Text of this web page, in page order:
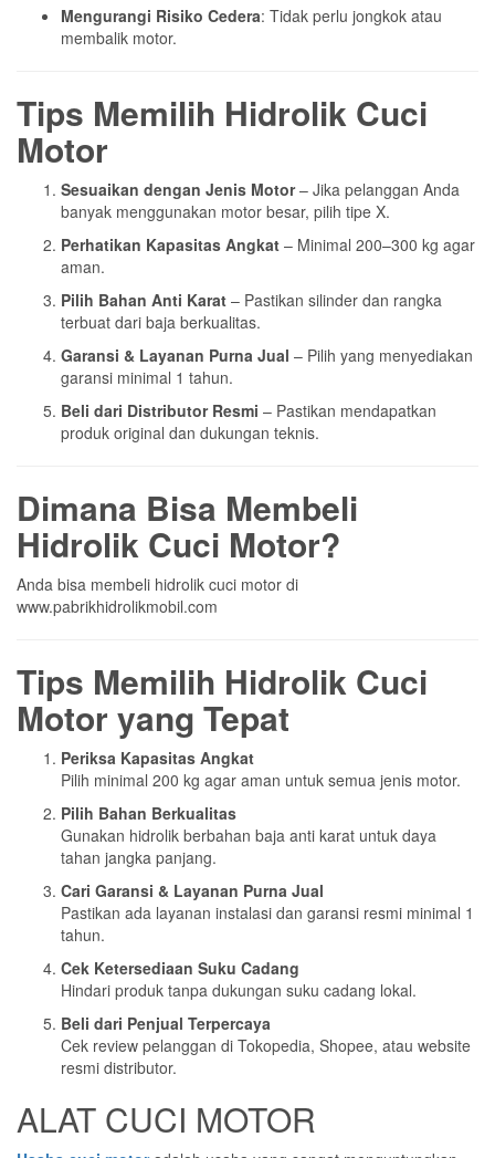
Mengurangi Risiko Cedera: Tidak perlu jongkok atau
membalik motor.
Tips Memilih Hidrolik Cuci
Motor
Sesuaikan dengan Jenis Motor– Jika pelanggan Anda
banyak menggunakan motor besar, pilih tipe X.
Perhatikan Kapasitas Angkat – Minimal 200–300 kg agar
aman.
Pilih Bahan Anti Karat – Pastikan silinder dan rangka
terbuat dari baja berkualitas.
Garansi & Layanan Purna Jual – Pilih yang menyediakan
garansi minimal 1 tahun.
Beli dari Distributor Resmi – Pastikan mendapatkan
produk original dan dukungan teknis.
Dimana Bisa Membeli
Hidrolik Cuci Motor?
Anda bisa membeli hidrolik cuci motor di
www.pabrikhidrolikmobil.com
Tips Memilih Hidrolik Cuci
Motor yang Tepat
Periksa Kapasitas Angkat
Pilih minimal 200 kg agar aman untuk semua jenis motor.
Pilih Bahan Berkualitas
Gunakan hidrolik berbahan baja anti karat untuk daya
tahan jangka panjang.
Cari Garansi & Layanan Purna Jual
Pastikan ada layanan instalasi dan garansi resmi minimal 1
tahun.
Cek Ketersediaan Suku Cadang
Hindari produk tanpa dukungan suku cadang lokal.
Beli dari Penjual Terpercaya
Cek review pelanggan di Tokopedia, Shopee, atau website
resmi distributor.
ALAT CUCI MOTOR